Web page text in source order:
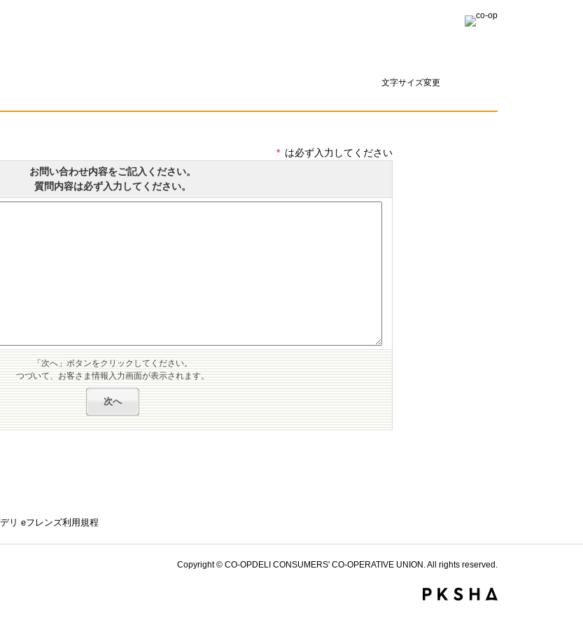
文字サイズ変更
* は必ず入力してください
お問い合わせ内容をご記入ください。
質問内容は必ず入力してください。
「次へ」ボタンをクリックしてください。
つづいて、お客さま情報入力画面が表示されます。
リ eフレンズ利用規程
Copyright © CO-OPDELI CONSUMERS' CO-OPERATIVE UNION. All rights reserved.